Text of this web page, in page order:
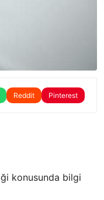
Reddit Pinterest
konusunda bilgi